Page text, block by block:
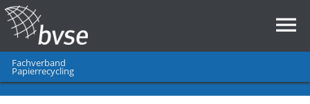
Fachverband
Papierrecycling